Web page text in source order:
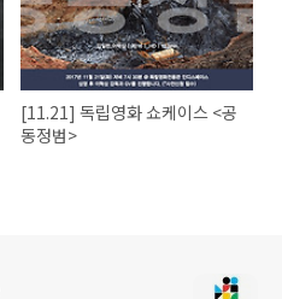
[11.21] 독립영화 쇼케이스 <공
동정범>